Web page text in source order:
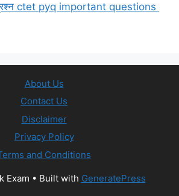
ctet pyq important questions
About Us
Contact Us
Disclaimer
Privacy Policy
and Conditions
Exam • Built with GeneratePress